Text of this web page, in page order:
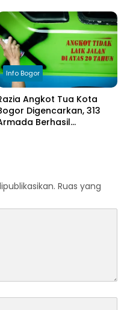
Bupati Bogor
Info Bogor
Angkot Tua Kota
Digencarkan, 313
Berhasil
Ruas yang